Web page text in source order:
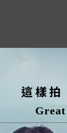
這樣拍